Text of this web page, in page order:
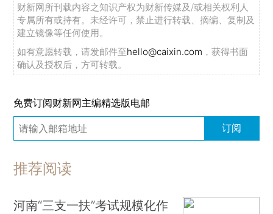
财新网所刊载内容之知识产权为财新传媒及/或相关权利人
专属所有或持有。未经许可，禁止进行转载、摘编、复制及
建立镜像等任何使用。
如有意愿转载，请发邮件至hello@caixin.com ，获得书面
确认及授权后，方可转载。
免费订阅财新网主编精选版电邮
订阅
推荐阅读
河南“三支一扶”考试规模化作